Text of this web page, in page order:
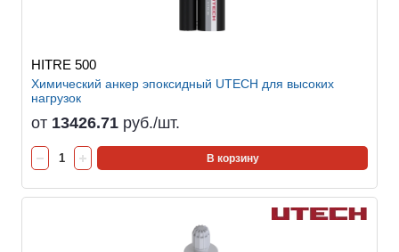
HITRE 500
Химический анкер эпоксидный UTECH для высоких
нагрузок
от 13426.71 руб./шт.
В корзину